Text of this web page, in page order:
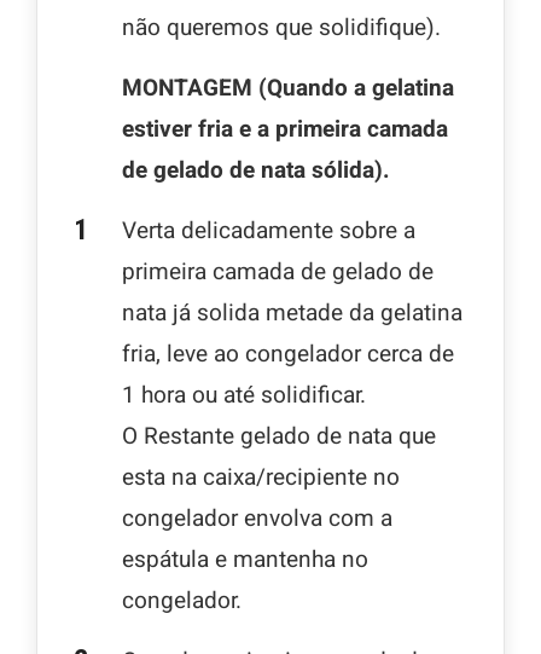
não queremos que solidifique).
MONTAGEM (Quando a gelatina
estiver fria e a primeira camada
de gelado de nata sólida).
Verta delicadamente sobre a
primeira camada de gelado de
nata já solida metade da gelatina
fria, leve ao congelador cerca de
1 hora ou até solidificar.
O Restante gelado de nata que
esta na caixa/recipiente no
congelador envolva com a
espátula e mantenha no
congelador.